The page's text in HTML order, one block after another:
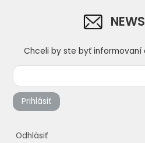
Chceli by ste byť informovaní
Prihlásiť
Odhlásiť